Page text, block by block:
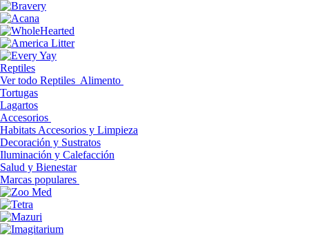
Reptiles
Ver todo Reptiles Alimento
Tortugas
Lagartos
Accesorios
Habitats Accesorios y Limpieza
Decoración y Sustratos
Iluminación y Calefacción
Salud y Bienestar
Marcas populares